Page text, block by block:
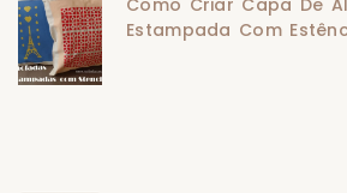
Como Criar Capa De
Estampada Com